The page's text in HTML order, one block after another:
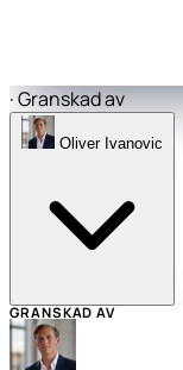
·Granskad av
Oliver Ivanovic
GRANSKAD AV